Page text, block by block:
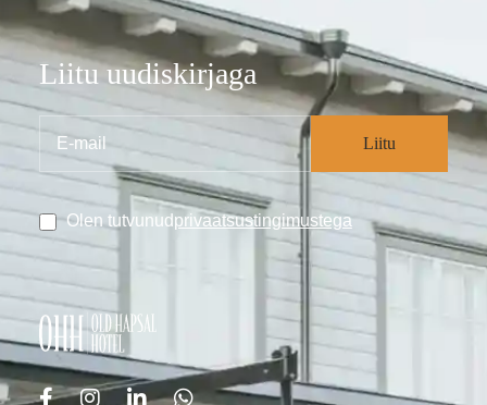
Liitu uudiskirjaga
Olen tutvunud privaatsustingimustega